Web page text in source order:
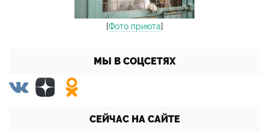
[Фото приюта]
МЫ В СОЦСЕТЯХ
СЕЙЧАС НА САЙТЕ